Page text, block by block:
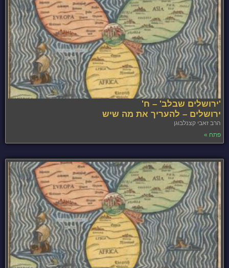
'ירושלים שבלב' – ח'
ירושלים – להעריך את מה שיש
הרב זאבי קצנלבוגן
פתח »